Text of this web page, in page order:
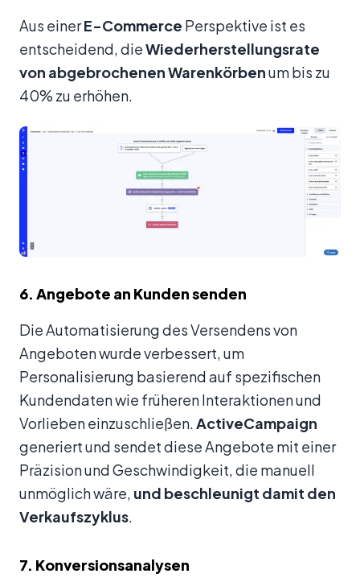
Aus einerE-Commerce Perspektive ist es
entscheidend, dieWiederherstellungsrate
von abgebrochenen Warenkörbenum bis zu
40% zu erhöhen.
6. Angebote an Kunden senden
Die Automatisierung des Versendens von
Angeboten wurde verbessert, um
Personalisierung basierend auf spezifischen
Kundendaten wie früheren Interaktionen und
Vorlieben einzuschließen.ActiveCampaign
generiert und sendet diese Angebote mit einer
Präzision und Geschwindigkeit, die manuell
unmöglich wäre, und beschleunigt damit den
Verkaufszyklus.
7. Konversionsanalysen